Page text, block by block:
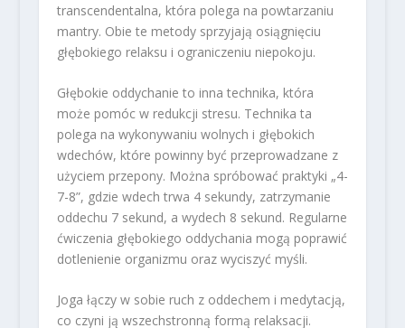
transcendentalna, która polega na powtarzaniu
mantry. Obie te metody sprzyjają osiągnięciu
głębokiego relaksu i ograniczeniu niepokoju.
Głębokie oddychanie to inna technika, która
może pomóc w redukcji stresu. Technika ta
polega na wykonywaniu wolnych i głębokich
wdechów, które powinny być przeprowadzane z
użyciem przepony. Można spróbować praktyki „4-
7-8”, gdzie wdech trwa 4 sekundy, zatrzymanie
oddechu 7 sekund, a wydech 8 sekund. Regularne
ćwiczenia głębokiego oddychania mogą poprawić
dotlenienie organizmu oraz wyciszyć myśli.
Joga łączy w sobie ruch z oddechem i medytacją,
co czyni ją wszechstronną formą relaksacji.